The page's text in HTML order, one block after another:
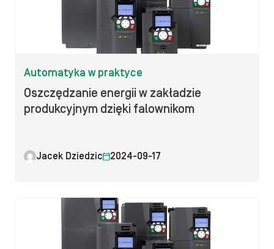
Automatyka w praktyce
Oszczędzanie energii w zakładzie
produkcyjnym dzięki falownikom
Jacek Dziedzic 2024-09-17